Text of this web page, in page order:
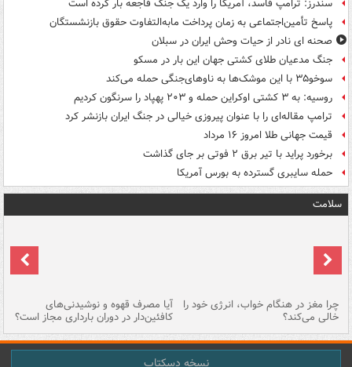
سندرز: ترامپ فاسد، آمریکا را وارد یک جنگ فاجعه بار کرده است
پاسخ تأمین‌اجتماعی به زمان پرداخت مابه‌التفاوت حقوق بازنشستگان
صحنه ای نادر از حیات وحش ایران در سبلان
جنگ مدعیان طلای کشتی جهان این بار در مسکو
سوخو۳۵ با این موشک‌ها به ناوهای‌جنگی حمله می‌کند
روسیه: به ۳ کشتی اوکراین حمله و ۲۰۳ پهپاد را سرنگون کردیم
ترامپ مقاله‌ای را با عنوان پیروزی خیالی در جنگ ایران بازنشر کرد
قیمت جهانی طلا امروز ۱۶ مرداد
برخورد پراید با تیر برق ۲ فوتی بر جای گذاشت
حمله سایبری گسترده به بورس آمریکا
سلامت
چرا مغز در هنگام خواب، انرژی خود را
خالی می‌کند؟
آیا مصرف قهوه و نوشیدنی‌های
کافئین‌دار در دوران بارداری مجاز است؟
نسخه دسکتاپ